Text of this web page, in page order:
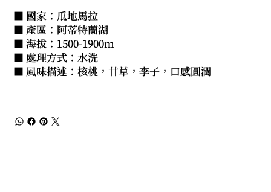
■ 國家：瓜地馬拉
■ 產區：阿蒂特蘭湖
■ 海拔：1500-1900m
■ 處理方式：水洗
■ 風味描述：核桃，甘草，李子，口感圓潤